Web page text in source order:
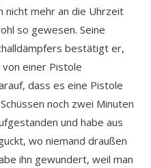
nicht mehr an die Uhrzeit
so gewesen. Seine
bestätigt er,
einer Pistole
dass es eine Pistole
noch zwei Minuten
und habe aus
wo niemand draußen
ihn gewundert, weil man